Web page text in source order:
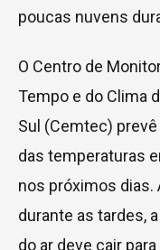
poucas nuvens
O Centro de
Tempo e do Clima
Sul (Cemtec) prevê
das temperaturas
nos próximos dias.
durante as tardes,
do ar deve cair